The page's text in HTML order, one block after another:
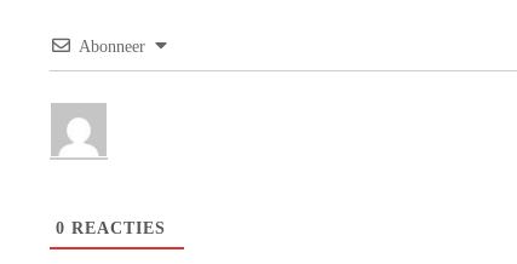
Abonneer
0 REACTIES